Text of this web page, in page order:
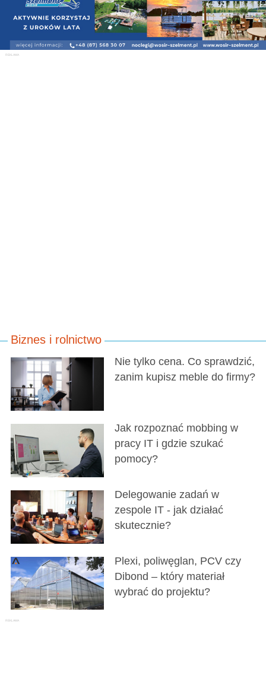
Biznes i rolnictwo
Nie tylko cena. Co sprawdzić,
zanim kupisz meble do firmy?
Jak rozpoznać mobbing w
pracy IT i gdzie szukać
pomocy?
Delegowanie zadań w
zespole IT - jak działać
skutecznie?
Plexi, poliwęglan, PCV czy
Dibond – który materiał
wybrać do projektu?